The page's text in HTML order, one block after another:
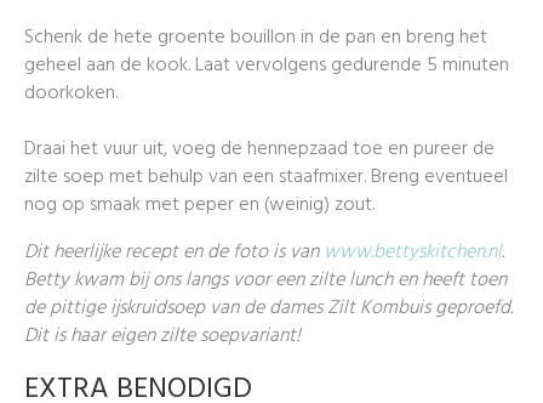
Schenk de hete groente bouillon in de pan en breng het
geheel aan de kook. Laat vervolgens gedurende 5 minuten
doorkoken.
Draai het vuur uit, voeg de hennepzaad toe en pureer de
zilte soep met behulp van een staafmixer. Breng eventueel
nog op smaak met peper en (weinig) zout.
Dit heerlijke recept en de foto is vanwww.bettyskitchen.nl.
Betty kwam bij ons langs voor een zilte lunch en heeft toen
de pittige ijskruidsoep van de dames Zilt Kombuis geproefd.
Dit is haar eigen zilte soepvariant!
EXTRA BENODIGD